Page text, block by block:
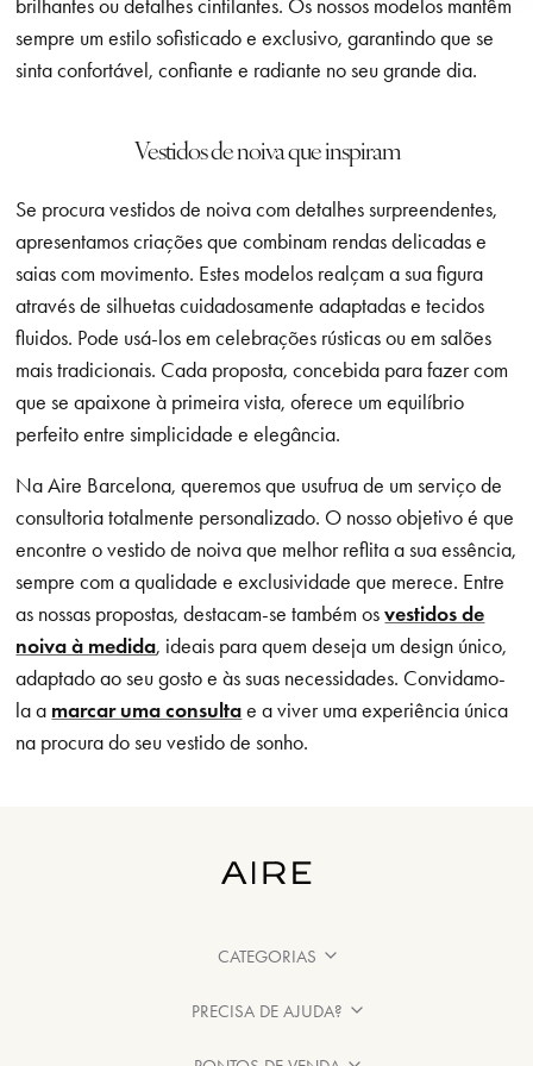
brilhantes ou detalhes cintilantes. Os nossos modelos mantêm
sempre um estilo sofisticado e exclusivo, garantindo que se
sinta confortável, confiante e radiante no seu grande dia.
Vestidos de noiva que inspiram
Se procura vestidos de noiva com detalhes surpreendentes,
apresentamos criações que combinam rendas delicadas e
saias com movimento. Estes modelos realçam a sua figura
através de silhuetas cuidadosamente adaptadas e tecidos
fluidos. Pode usá-los em celebrações rústicas ou em salões
mais tradicionais. Cada proposta, concebida para fazer com
que se apaixone à primeira vista, oferece um equilíbrio
perfeito entre simplicidade e elegância.
Na Aire Barcelona, queremos que usufrua de um serviço de
consultoria totalmente personalizado. O nosso objetivo é que
encontre o vestido de noiva que melhor reflita a sua essência,
sempre com a qualidade e exclusividade que merece. Entre
as nossas propostas, destacam-se também osvestidos de
noiva à medida, ideais para quem deseja um design único,
adaptado ao seu gosto e às suas necessidades. Convidamo-
la a marcar uma consultae a viver uma experiência única
na procura do seu vestido de sonho.
CATEGORIAS
PRECISA DE AJUDA?